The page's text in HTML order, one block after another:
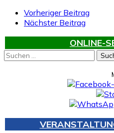
Vorheriger Beitrag
Nächster Beitrag
ONLINE-
Suchen
nach: